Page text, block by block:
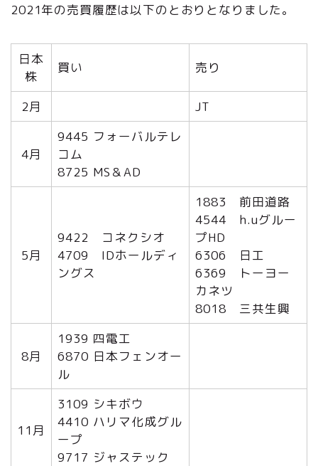
2021年の売買履歴は以下のとおりとなりました。
日本
株
買い 売り
2月 JT
4月
9445 フォーバルテレ
コム
8725 MS＆AD
5月
9422 コネクシオ
4709 IDホールディ
ングス
1883 前田道路
4544 h.uグルー
プHD
6306 日工
6369 トーヨー
カネツ
8018 三共生興
8月
1939 四電工
6870 日本フェンオー
ル
11月
3109 シキボウ
4410 ハリマ化成グル
ープ
9717 ジャステック